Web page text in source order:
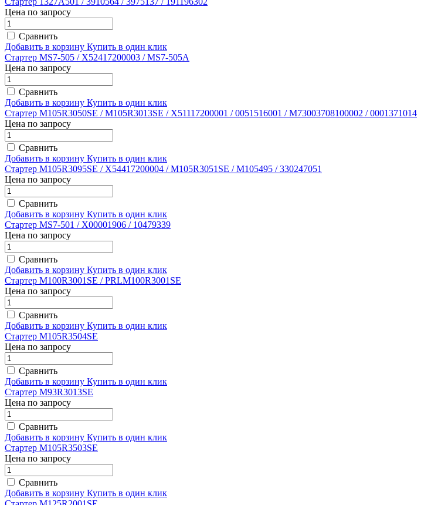
Цена по запросу
Сравнить
Добавить в корзину Купить в один клик
Стартер MS7-505 / X52417200003 / MS7-505A
Цена по запросу
Сравнить
Добавить в корзину Купить в один клик
Стартер M105R3050SE / M105R3013SE / X51117200001 / 0051516001 / M73003708100002 / 0001371014
Цена по запросу
Сравнить
Добавить в корзину Купить в один клик
Стартер M105R3095SE / X54417200004 / M105R3051SE / M105495 / 330247051
Цена по запросу
Сравнить
Добавить в корзину Купить в один клик
Стартер MS7-501 / X00001906 / 10479339
Цена по запросу
Сравнить
Добавить в корзину Купить в один клик
Стартер M100R3001SE / PRLM100R3001SE
Цена по запросу
Сравнить
Добавить в корзину Купить в один клик
Стартер M105R3504SE
Цена по запросу
Сравнить
Добавить в корзину Купить в один клик
Стартер M93R3013SE
Цена по запросу
Сравнить
Добавить в корзину Купить в один клик
Стартер M105R3503SE
Цена по запросу
Сравнить
Добавить в корзину Купить в один клик